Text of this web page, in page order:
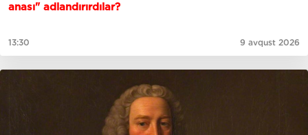
anası" adlandırırdılar?
13:30 9 avqust 2026